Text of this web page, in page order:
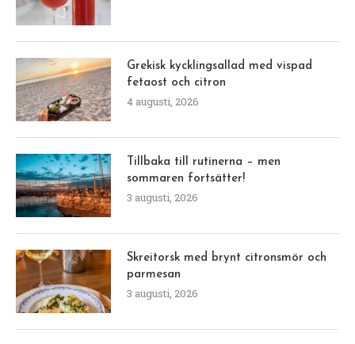
Grekisk kycklingsallad med vispad
fetaost och citron
4 augusti, 2026
Tillbaka till rutinerna – men
sommaren fortsätter!
3 augusti, 2026
Skreitorsk med brynt citronsmör och
parmesan
3 augusti, 2026